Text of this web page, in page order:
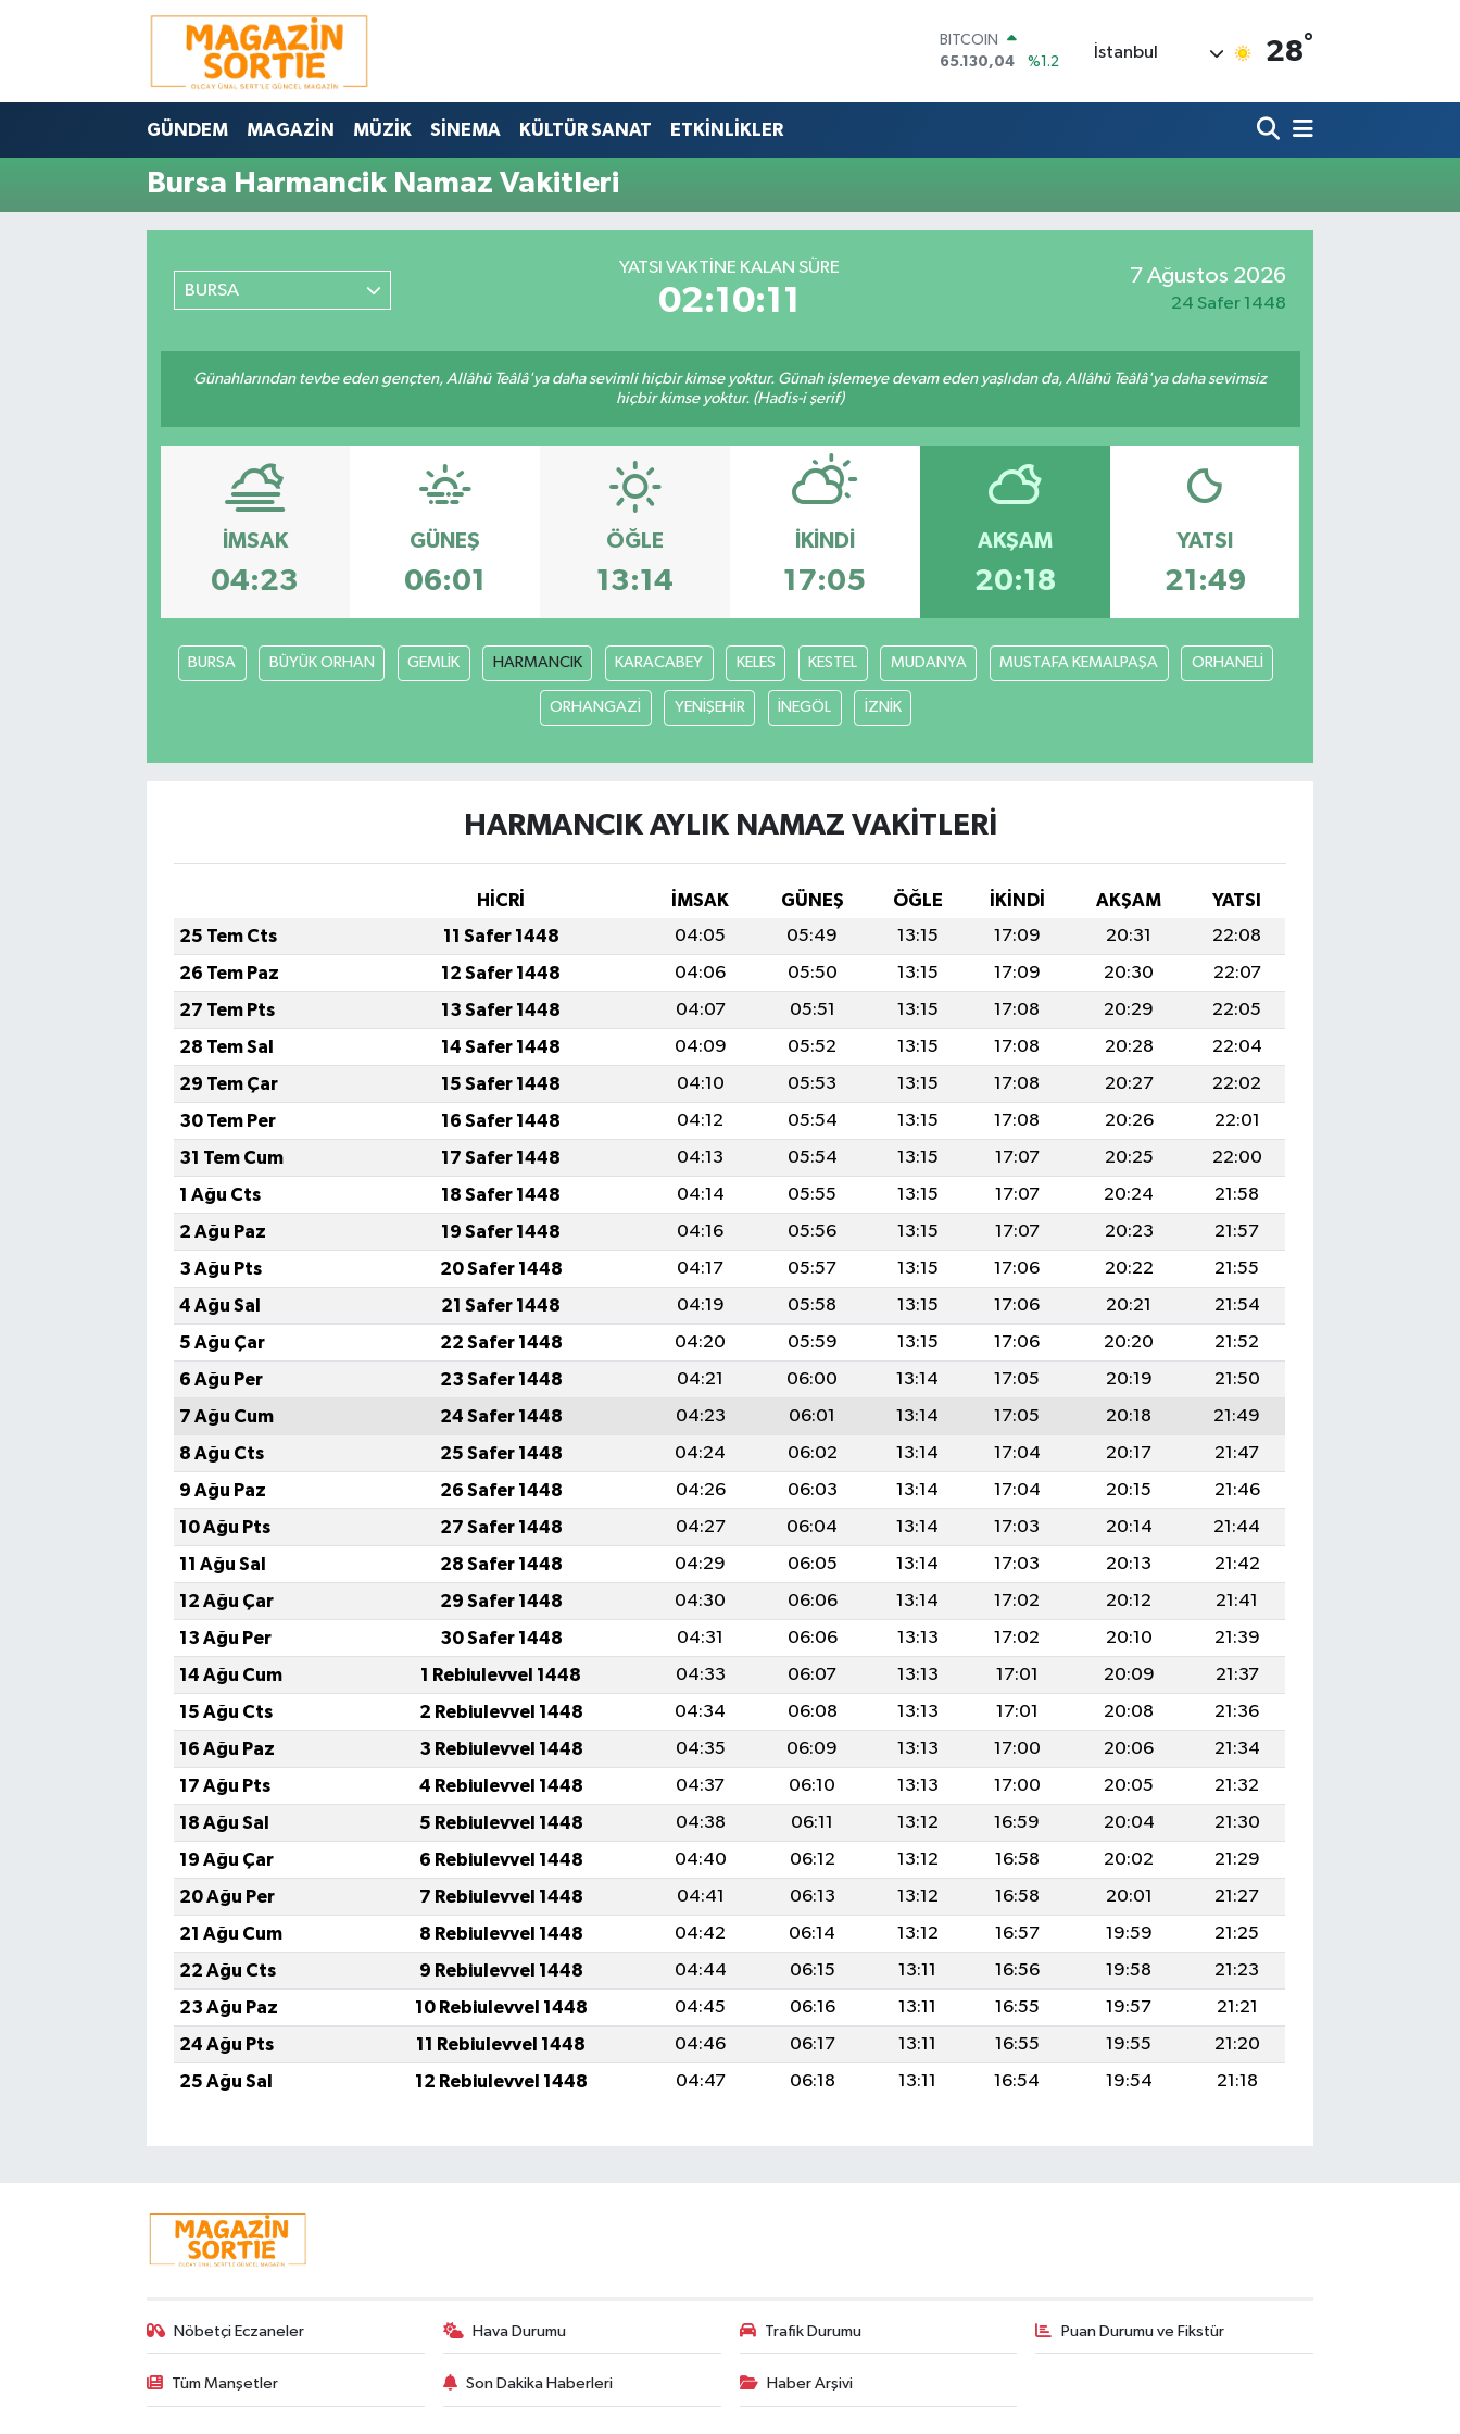
BITCOIN
65.130,04
%1.2
47,7106
%0.17
GRAM ALTIN
6618.49
%2.12
İstanbul 28°
GÜNDEM MAGAZİN MÜZİK SİNEMA KÜLTÜR SANAT ETKİNLİKLER
Bursa Harmancik Namaz Vakitleri
BURSA
YATSI VAKTINE KALAN SÜRE
02:10:10
7 Ağustos 2026
24 Safer 1448
Günahlarından tevbe eden gençten, Allâhü Teâlâ'ya daha sevimli hiçbir kimse yoktur. Günah işlemeye devam eden yaşlıdan da, Allâhü Teâlâ'ya daha sevimsiz
hiçbir kimse yoktur. (Hadis-i şerif)
İMSAK
04:23
GÜNEŞ
06:01
ÖĞLE
13:14
İKINDI
17:05
AKŞAM
20:18
YATSI
21:49
BURSA BÜYÜK ORHAN GEMLİK HARMANCIK KARACABEY KELES KESTEL MUDANYA MUSTAFA KEMALPAŞA ORHANELİ
ORHANGAZİ YENİŞEHİR İNEGÖL İZNİK
HARMANCIK AYLIK NAMAZ VAKITLERI
HİCRİ İMSAK GÜNEŞ ÖĞLE İKINDI AKŞAM
YATSI
25 Tem Cts
11 Safer 1448 04:05 05:49 13:15 17:09 20:31
22:08
26 Tem Paz
12 Safer 1448 04:06 05:50 13:15 17:09 20:30
22:07
27 Tem Pts
13 Safer 1448 04:07 05:51 13:15 17:08 20:29
22:05
28 Tem Sal
14 Safer 1448 04:09 05:52 13:15 17:08 20:28
22:04
29 Tem Çar
15 Safer 1448 04:10 05:53 13:15 17:08 20:27
22:02
30 Tem Per
16 Safer 1448 04:12 05:54 13:15 17:08 20:26
22:01
31 Tem Cum
17 Safer 1448 04:13 05:54 13:15 17:07 20:25
22:00
1 Ağu Cts
18 Safer 1448 04:14 05:55 13:15 17:07 20:24
21:58
2 Ağu Paz
19 Safer 1448 04:16 05:56 13:15 17:07 20:23
21:57
3 Ağu Pts
20 Safer 1448 04:17 05:57 13:15 17:06 20:22
21:55
4 Ağu Sal
21 Safer 1448 04:19 05:58 13:15 17:06 20:21
21:54
5 Ağu Çar
22 Safer 1448 04:20 05:59 13:15 17:06 20:20
21:52
6 Ağu Per
23 Safer 1448 04:21 06:00 13:14 17:05 20:19
21:50
7 Ağu Cum
24 Safer 1448 04:23 06:01 13:14 17:05 20:18
21:49
8 Ağu Cts
25 Safer 1448 04:24 06:02 13:14 17:04 20:17
21:47
9 Ağu Paz
26 Safer 1448 04:26 06:03 13:14 17:04 20:15
21:46
10 Ağu Pts
27 Safer 1448 04:27 06:04 13:14 17:03 20:14
21:44
11 Ağu Sal
28 Safer 1448 04:29 06:05 13:14 17:03 20:13
21:42
12 Ağu Çar
29 Safer 1448 04:30 06:06 13:14 17:02 20:12
21:41
13 Ağu Per
30 Safer 1448 04:31 06:06 13:13 17:02 20:10
21:39
14 Ağu Cum
1 Rebiulevvel 1448 04:33 06:07 13:13 17:01 20:09
21:37
15 Ağu Cts
2 Rebiulevvel 1448 04:34 06:08 13:13 17:01 20:08
21:36
16 Ağu Paz
3 Rebiulevvel 1448 04:35 06:09 13:13 17:00 20:06
21:34
17 Ağu Pts
4 Rebiulevvel 1448 04:37 06:10 13:13 17:00 20:05
21:32
18 Ağu Sal
5 Rebiulevvel 1448 04:38 06:11 13:12 16:59 20:04
21:30
19 Ağu Çar
6 Rebiulevvel 1448 04:40 06:12 13:12 16:58 20:02
21:29
20 Ağu Per
7 Rebiulevvel 1448 04:41 06:13 13:12 16:58 20:01
21:27
21 Ağu Cum
8 Rebiulevvel 1448 04:42 06:14 13:12 16:57 19:59
21:25
22 Ağu Cts
9 Rebiulevvel 1448 04:44 06:15 13:11 16:56 19:58
21:23
23 Ağu Paz
10 Rebiulevvel 1448 04:45 06:16 13:11 16:55 19:57
21:21
24 Ağu Pts
11 Rebiulevvel 1448 04:46 06:17 13:11 16:55 19:55
21:20
25 Ağu Sal
12 Rebiulevvel 1448 04:47 06:18 13:11 16:54 19:54 21:18
Nöbetçi Eczaneler Hava Durumu Trafik Durumu Puan Durumu ve Fikstür
Tüm Manşetler Son Dakika Haberleri Haber Arşivi
Nöbetçi Eczaneler
Hava Durumu
Trafik Durumu